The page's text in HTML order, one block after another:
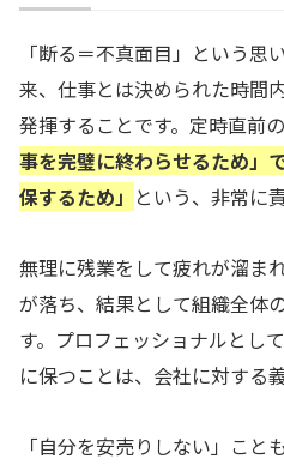
「断る＝不真面目」という思
来、仕事とは決められた時間
発揮することです。定時直前
事を完璧に終わらせるため」
保するため」 という、非常に
無理に残業をして疲れが溜ま
が落ち、結果として組織全体
す。プロフェッショナルとし
に保つことは、会社に対する
「自分を安売りしない」こと